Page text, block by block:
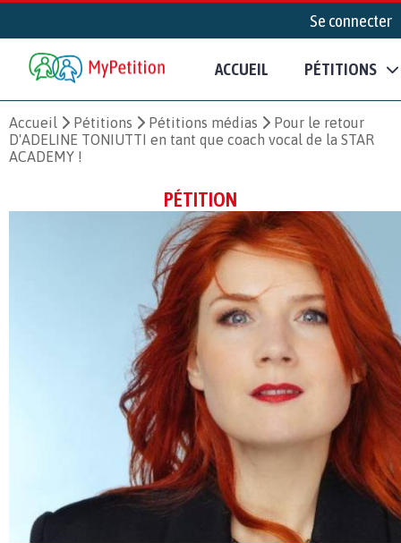
Se connecter
ACCUEIL PÉTITIONS
Accueil Pétitions Pétitions médias
Pour le retour
D'ADELINE TONIUTTI en tant que coach vocal de la STAR
ACADEMY !
PÉTITION